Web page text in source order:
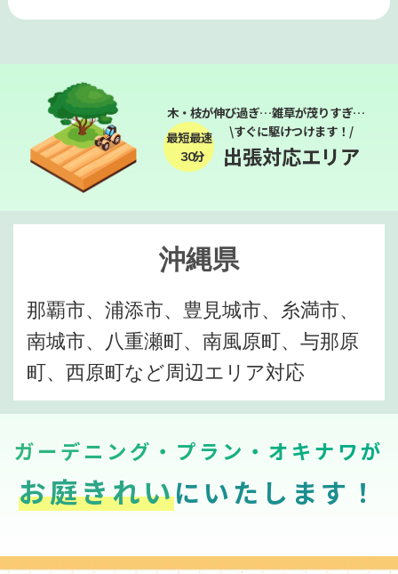
木・枝が伸び過ぎ…雑草が茂りすぎ…
最短最速
３０分
\すぐに駆けつけます！/
出張対応エリア
沖縄県
那覇市、浦添市、豊見城市、糸満市、
南城市、八重瀬町、南風原町、与那原
町、西原町など周辺エリア対応
ガーデニング・プラン・オキナワが
お庭きれいにいたします！